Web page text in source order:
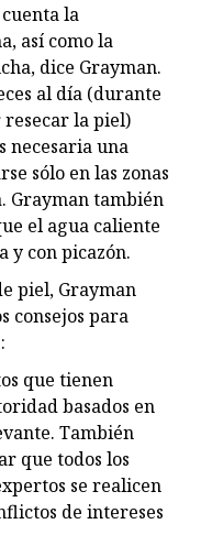
la
así como la
dice Grayman.
al día (durante
la piel)
necesaria una
sólo en las zonas
Grayman también
el agua caliente
y con picazón.
piel, Grayman
consejos para
que tienen
basados ​​en
También
que todos los
se realicen
de intereses